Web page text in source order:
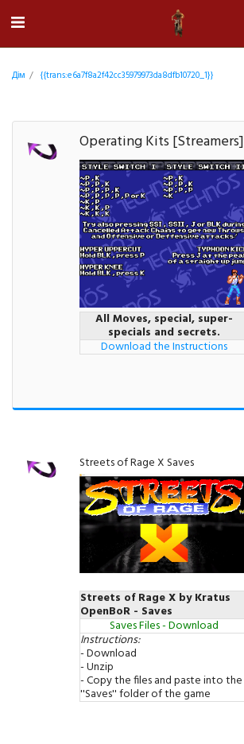
Дім {{trans:e6a7f8a2f42cc35979973da8dfb10720_1}}
Operating Kits [Streamers]
All Moves, special, super-
specials and secrets.
Download the Instructions
Streets of Rage X Saves
Streets of Rage X by Kratus
OpenBoR - Saves
Saves Files - Download
Instructions:
- Download
- Unzip
- Copy the files and paste into the
''Saves'' folder of the game